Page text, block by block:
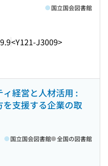
<Y121-J3009>
国立国会図書館
経営と人材活用 :
を支援する企業の取
国立国会図書館 全国の図書館